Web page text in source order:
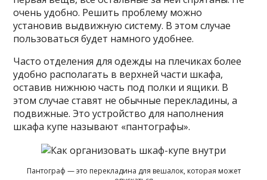
очень удобно. Решить проблему можно
установив выдвижную систему. В этом случае
пользоваться будет намного удобнее.
Часто отделения для одежды на плечиках более
удобно располагать в верхней части шкафа,
оставив нижнюю часть под полки и ящики. В
этом случае ставят не обычные перекладины, а
подвижные. Это устройство для наполнения
шкафа купе называют «пантографы».
Пантограф — это перекладина для вешалок, которая может